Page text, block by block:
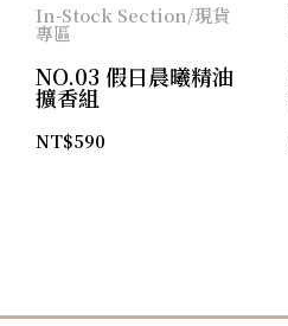
In-Stock Section/現貨
專區
NO.03 假日晨曦精油
擴香組
NT$590